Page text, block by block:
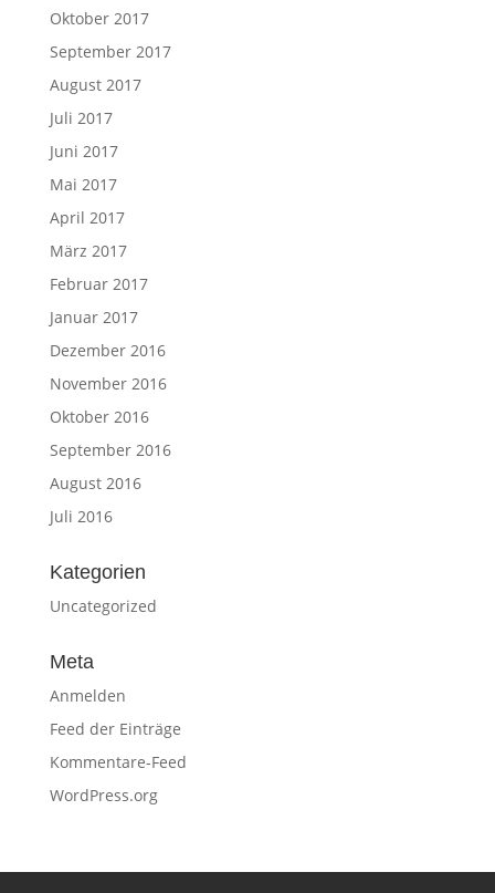
Oktober 2017
September 2017
August 2017
Juli 2017
Juni 2017
Mai 2017
April 2017
März 2017
Februar 2017
Januar 2017
Dezember 2016
November 2016
Oktober 2016
September 2016
August 2016
Juli 2016
Kategorien
Uncategorized
Meta
Anmelden
Feed der Einträge
Kommentare-Feed
WordPress.org